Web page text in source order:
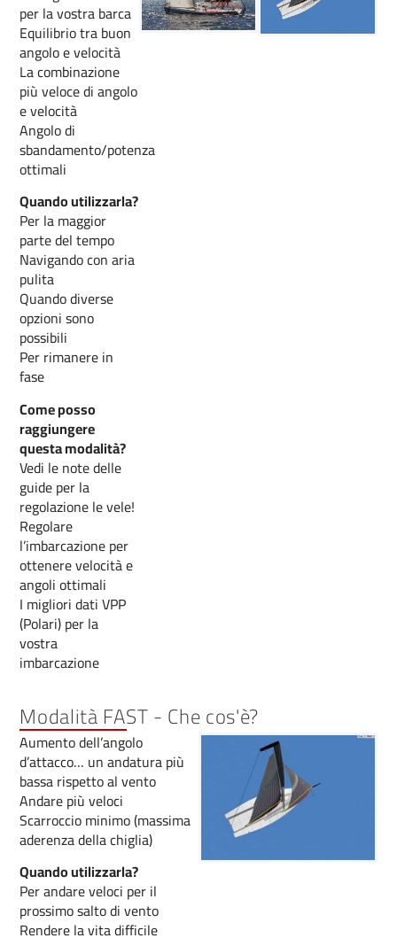
per la vostra barca
Equilibrio tra buon
angolo e velocità
La combinazione
più veloce di angolo
e velocità
Angolo di
sbandamento/potenza
ottimali
Quando utilizzarla?
Per la maggior
parte del tempo
Navigando con aria
pulita
Quando diverse
opzioni sono
possibili
Per rimanere in
fase
Come posso
raggiungere
questa modalità?
Vedi le note delle
guide per la
regolazione le vele!
Regolare
l’imbarcazione per
ottenere velocità e
angoli ottimali
I migliori dati VPP
(Polari) per la
vostra
imbarcazione
Modalità FAST - Che cos'è?
Aumento dell’angolo
d’attacco… un andatura più
bassa rispetto al vento
Andare più veloci
Scarroccio minimo (massima
aderenza della chiglia)
Quando utilizzarla?
Per andare veloci per il
prossimo salto di vento
Rendere la vita difficile